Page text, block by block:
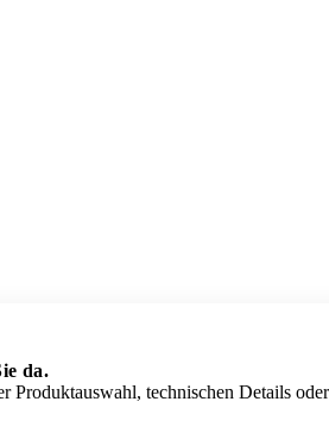
da.
Produktauswahl, technischen Details